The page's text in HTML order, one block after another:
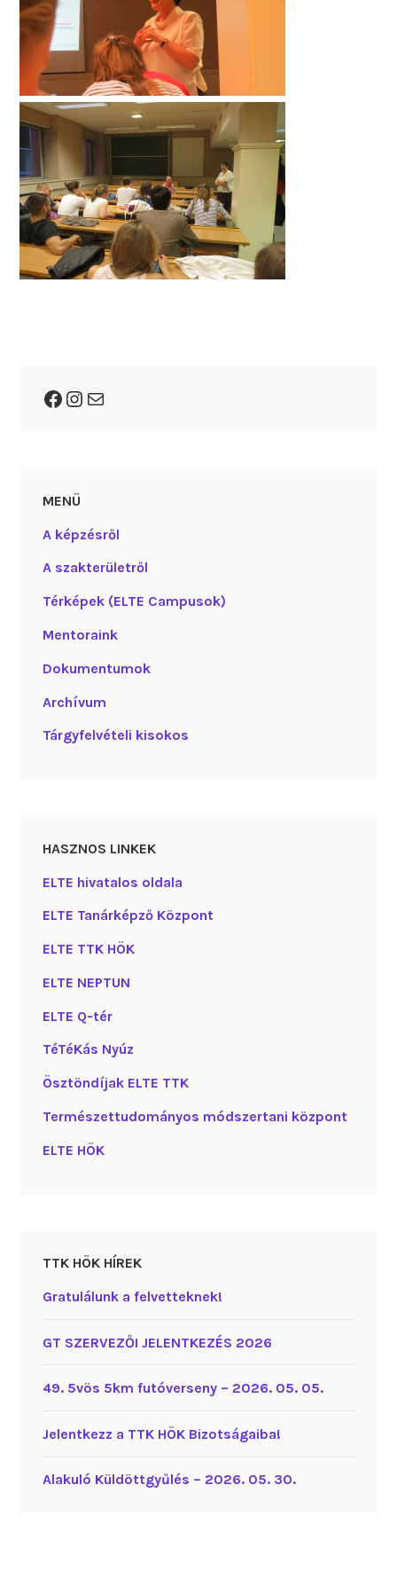
Facebook
Instagram
Mail
MENÜ
A képzésről
A szakterületről
Térképek (ELTE Campusok)
Mentoraink
Dokumentumok
Archívum
Tárgyfelvételi kisokos
HASZNOS LINKEK
ELTE hivatalos oldala
ELTE Tanárképző Központ
ELTE TTK HÖK
ELTE NEPTUN
ELTE Q-tér
TéTéKás Nyúz
Ösztöndíjak ELTE TTK
Természettudományos módszertani központ
ELTE HÖK
TTK HÖK HÍREK
Gratulálunk a felvetteknek!
GT SZERVEZŐI JELENTKEZÉS 2026
49. 5vös 5km futóverseny – 2026. 05. 05.
Jelentkezz a TTK HÖK Bizotságaiba!
Alakuló Küldöttgyűlés – 2026. 05. 30.